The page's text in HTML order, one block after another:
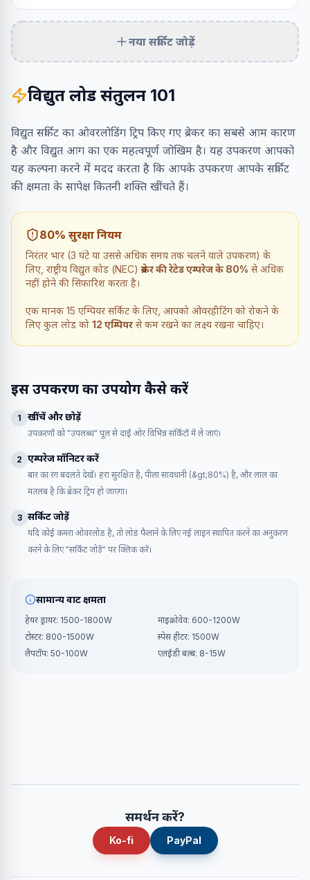
नया सर्किट जोड़ें
विद्युत लोड संतुलन 101
विद्युत सर्किट का ओवरलोडिंग ट्रिप किए गए ब्रेकर का सबसे आम कारण
है और विद्युत आग का एक महत्वपूर्ण जोखिम है। यह उपकरण आपको
यह कल्पना करने में मदद करता है कि आपके उपकरण आपके सर्किट
की क्षमता के सापेक्ष कितनी शक्ति खींचते हैं।
80% सुरक्षा नियम
निरंतर भार (3 घंटे या उससे अधिक समय तक चलने वाले उपकरण) के
लिए, राष्ट्रीय विद्युत कोड (NEC) ब्रेकर की रेटेड एम्परेज के 80% से अधिक
नहीं होने की सिफारिश करता है।
एक मानक 15 एम्पियर सर्किट के लिए, आपको ओवरहीटिंग को रोकने के
लिए कुल लोड को 12 एम्पियर से कम रखने का लक्ष्य रखना चाहिए।
इस उपकरण का उपयोग कैसे करें
1 खींचें और छोड़ें
उपकरणों को "उपलब्ध" पूल से दाईं ओर विभिन्न सर्किटों में ले जाएं।
2 एम्परेज मॉनिटर करें
बार का रंग बदलते देखें। हरा सुरक्षित है, पीला सावधानी (&gt;80%) है, और लाल का
मतलब है कि ब्रेकर ट्रिप हो जाएगा।
3 सर्किट जोड़ें
यदि कोई कमरा ओवरलोड है, तो लोड फैलाने के लिए नई लाइन स्थापित करने का अनुकरण
करने के लिए "सर्किट जोड़ें" पर क्लिक करें।
सामान्य वाट क्षमता
हेयर ड्रायर: 1500-1800W
माइक्रोवेव: 600-1200W
टोस्टर: 800-1500W
स्पेस हीटर: 1500W
लैपटॉप: 50-100W
एलईडी बल्ब: 8-15W
समर्थन करें?
Ko-fi PayPal